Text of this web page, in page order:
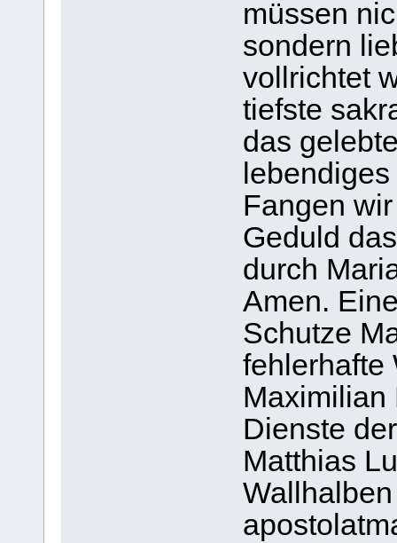
müssen
sondern
vollrichtet
tiefste
das
Fangen
Geduld
durch
Amen.
Schutze
fehlerhafte
Maximilian
Dienste
Matthias